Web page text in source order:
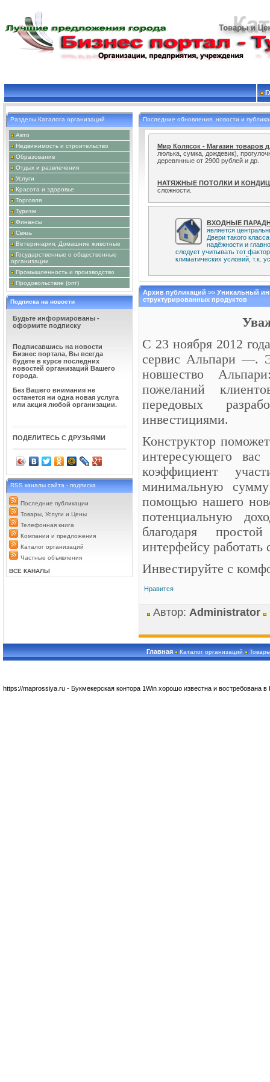
Разделы Каталога организаций
Авто
Недвижимость и строительство
Образование
Отдых и развлечения
Услуги
Красота и здоровье
Торговля
Туризм
Финансы
Связь
Ветеринария, Домашние животные
Государственные о общественные
организации
Промышленность и производство
Продовольствие (опт)
Подписка на новости
Будьте информированы -
оформите подписку
Подписавшись на новости
Бизнес портала, Вы всегда
будете в курсе последних
новостей организаций Вашего
города.
Без Вашего внимания не
останется ни одна новая услуга
или акция любой организации.
ПОДЕЛИТЕСЬ С ДРУЗЬЯМИ
RSS каналы сайта - подписка
Последние публикации
Товары, Услуги и Цены
Телефонная книга
Компании и предложения
Каталог организаций
Частные объявления
ВСЕ КАНАЛЫ
Последние обновления, новости и
Мир Колясок - Магазин товаров
люлька, сумка, дождевик),
деревянные от 2900 рублей и др.
НАТЯЖНЫЕ ПОТОЛКИ И
сложности.
настроит локальные сети и
ВХОДНЫЕ
является
Двери такого
надёжности и
следует учитывать тот
климатических условий, т.к.
ГОСТИНИЧНЫЙ
Кондратьева
Очень рада, что
расположенной в
жизни человека, который он
именитых,
ЗАО КР Пропертиз.
строительством
ими. На данный момент под
квадратных разноклассовой
Кондратьева
Очень рада, что
расположенной в
решила выбрать такое место,
БИЗНЕС НА
на поиске работы.
рынке рабочей
Особенно
мире бушевал жесткий
работы в Туле?
Архив публикаций >> Уникальный
структурированных продуктов
С 23 ноября 2012
сервис Альпари —.
новшество
пожеланий
передовых
инвестициями.
Конструктор
интересующего вас
коэффициент
минимальную
помощью нашего
потенциальную
благодаря
интерфейсу работать
Инвестируйте с
Нравится
Автор: Administrator
Главная Каталог организаций
https://maprossiya.ru - Букмекерская контора 1Win хорошо известна и востребована в